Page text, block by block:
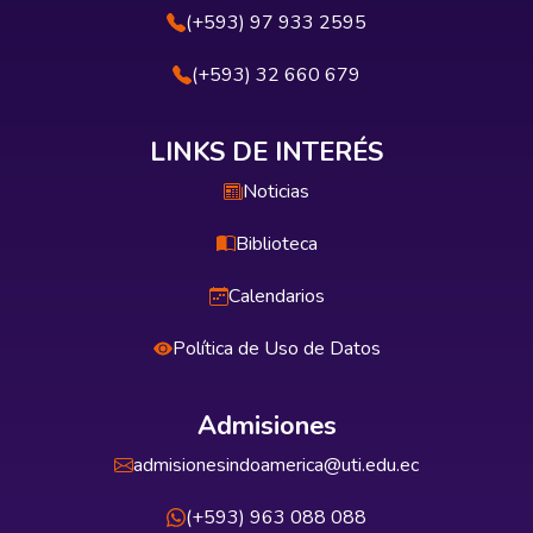
generales y en base de ellas se propone
implementar un “Plan de Capacitación a los
Docentes sobre técnicas y estrategias
aula.
(+593) 97 933 2595
(+593) 32 660 679
LINKS DE INTERÉS
Noticias
Biblioteca
Calendarios
Política de Uso de Datos
Admisiones
admisionesindoamerica@uti.edu.ec
(+593) 963 088 088